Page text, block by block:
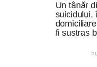
Un tânăr
suicidului,
fi sustras